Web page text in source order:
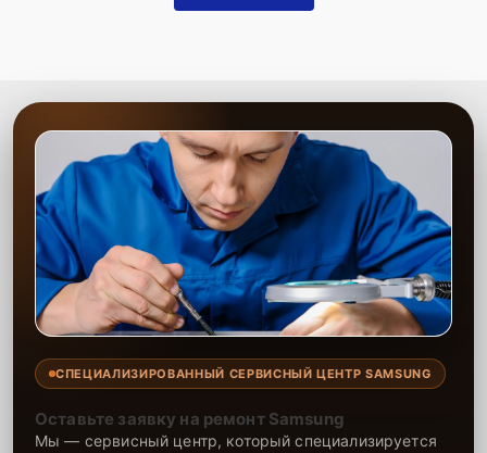
СПЕЦИАЛИЗИРОВАННЫЙ СЕРВИСНЫЙ ЦЕНТР SAMSUNG
Оставьте заявку на ремонт Samsung
Мы — сервисный центр, который специализируется